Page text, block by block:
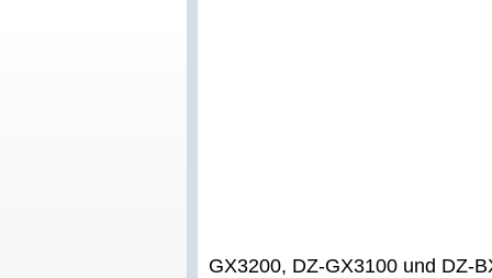
GX3200, DZ-GX3100 und DZ-